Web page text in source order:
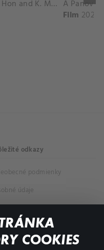
COOKIES
A. Krunic and A. Danilina vs. P. Hon and K. Muchova Match Highlights - BEIJING_Capital Group Diamond ( October 02, 2025)
Film 2026
odkazy
podmienky
údaje